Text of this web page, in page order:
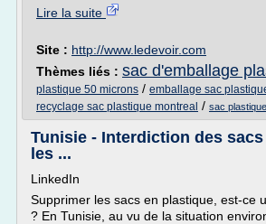
Lire la suite
Site : http://www.ledevoir.com
Thèmes liés : sac d'emballage
plastique 50 microns / emballage sac
recyclage sac plastique montreal / sac
Tunisie - Interdiction des
les ...
LinkedIn
Supprimer les sacs en plastique, est-ce
? En Tunisie, au vu de la situation